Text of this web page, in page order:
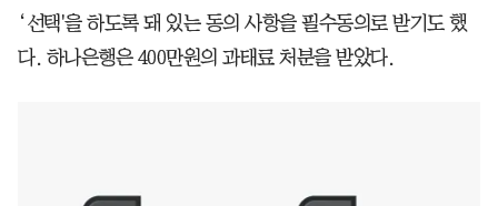
‘선택'을 하도록 돼 있는 동의 사항을 필수동의로 받기도 했
다. 하나은행은 400만원의 과태료 처분을 받았다.